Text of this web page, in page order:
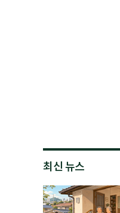
최신 뉴스